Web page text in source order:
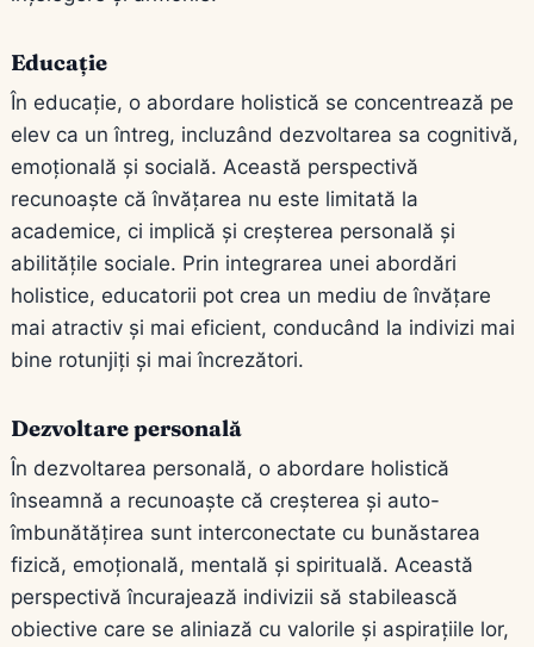
Educație
În educație, o abordare holistică se concentrează pe
elev ca un întreg, incluzând dezvoltarea sa cognitivă,
emoțională și socială. Această perspectivă
recunoaște că învățarea nu este limitată la
academice, ci implică și creșterea personală și
abilitățile sociale. Prin integrarea unei abordări
holistice, educatorii pot crea un mediu de învățare
mai atractiv și mai eficient, conducând la indivizi mai
bine rotunjiți și mai încrezători.
Dezvoltare personală
În dezvoltarea personală, o abordare holistică
înseamnă a recunoaște că creșterea și auto-
îmbunătățirea sunt interconectate cu bunăstarea
fizică, emoțională, mentală și spirituală. Această
perspectivă încurajează indivizii să stabilească
obiective care se aliniază cu valorile și aspirațiile lor,